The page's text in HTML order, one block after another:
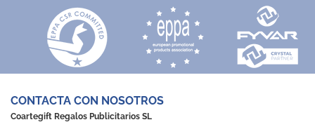
CONTACTA CON NOSOTROS
Coartegift Regalos Publicitarios SL